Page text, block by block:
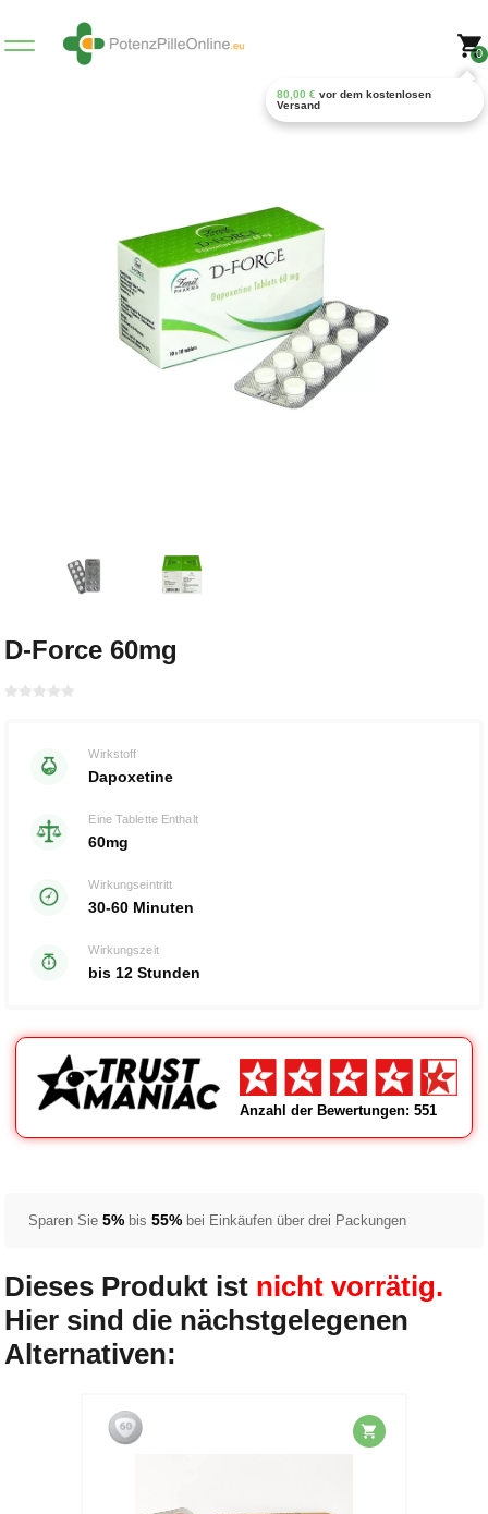
0
80,00 € vor dem kostenlosen
Versand
D-Force 60mg
Wirkstoff
Dapoxetine
Eine Tablette Enthalt
60mg
Wirkungseintritt
30-60 Minuten
Wirkungszeit
bis 12 Stunden
Anzahl der Bewertungen: 551
Sparen Sie5% bis55% bei Einkäufen über drei Packungen
Dieses Produkt ist nicht vorrätig.
Hier sind die nächstgelegenen
Alternativen: